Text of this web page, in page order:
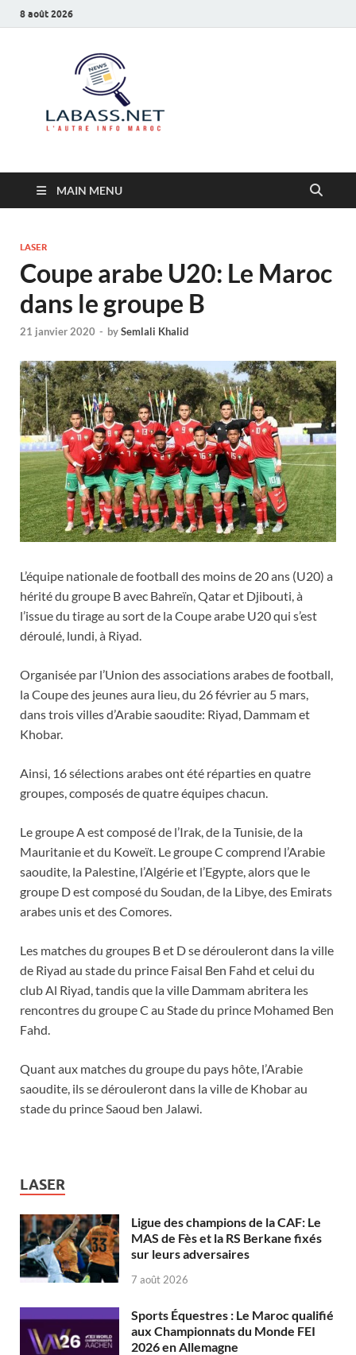
8 août 2026
MAIN MENU
LASER
Coupe arabe U20: Le Maroc
dans le groupe B
21 janvier 2020 - bySemlali Khalid
L’équipe nationale de football des moins de 20 ans (U20) a
hérité du groupe B avec Bahreïn, Qatar et Djibouti, à
l’issue du tirage au sort de la Coupe arabe U20 qui s’est
déroulé, lundi, à Riyad.
Organisée par l’Union des associations arabes de football,
la Coupe des jeunes aura lieu, du 26 février au 5 mars,
dans trois villes d’Arabie saoudite: Riyad, Dammam et
Khobar.
Ainsi, 16 sélections arabes ont été réparties en quatre
groupes, composés de quatre équipes chacun.
Le groupe A est composé de l’Irak, de la Tunisie, de la
Mauritanie et du Koweït. Le groupe C comprend l’Arabie
saoudite, la Palestine, l’Algérie et l’Egypte, alors que le
groupe D est composé du Soudan, de la Libye, des Emirats
arabes unis et des Comores.
Les matches du groupes B et D se dérouleront dans la ville
de Riyad au stade du prince Faisal Ben Fahd et celui du
club Al Riyad, tandis que la ville Dammam abritera les
rencontres du groupe C au Stade du prince Mohamed Ben
Fahd.
Quant aux matches du groupe du pays hôte, l’Arabie
saoudite, ils se dérouleront dans la ville de Khobar au
stade du prince Saoud ben Jalawi.
LASER
Ligue des champions de la CAF: Le
MAS de Fès et la RS Berkane fixés
sur leurs adversaires
7 août 2026
Sports Équestres : Le Maroc qualifié
aux Championnats du Monde FEI
2026 en Allemagne